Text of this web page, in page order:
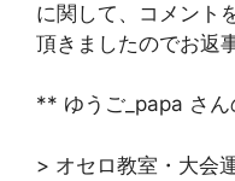
に関して、コメント
頂きましたのでお返
** ゆうご_papa さん
> オセロ教室・大会